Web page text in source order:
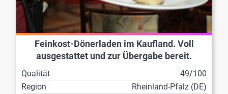
Feinkost-Dönerladen im Kaufland. Voll
ausgestattet und zur Übergabe bereit.
Qualität
49/100
Region
Rheinland-Pfalz (DE)